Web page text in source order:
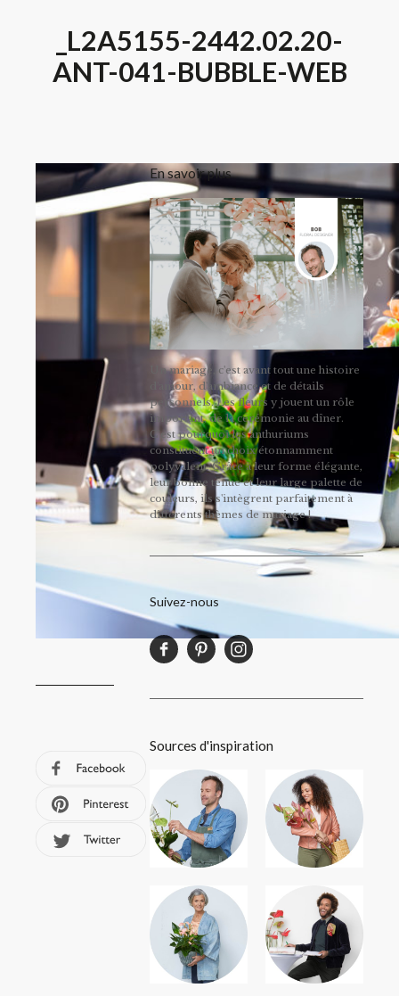
_L2A5155-2442.02.20-
ANT-041-BUBBLE-WEB
En savoir plus
Un mariage, c'est avant tout une histoire
d'amour, d'ambiance et de détails
personnels. Les fleurs y jouent un rôle
important, de la cérémonie au dîner.
C’est pourquoi les anthuriums
constituent un choix étonnamment
polyvalent. Grâce à leur forme élégante,
leur bonne tenue et leur large palette de
couleurs, ils s'intègrent parfaitement à
différents thèmes de mariage !
Suivez-nous
Sources d'inspiration